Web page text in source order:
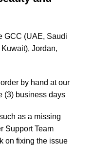
GCC (UAE, Saudi
Jordan,
by hand at our
(3) business days.
as a missing
Support Team
on fixing the issue